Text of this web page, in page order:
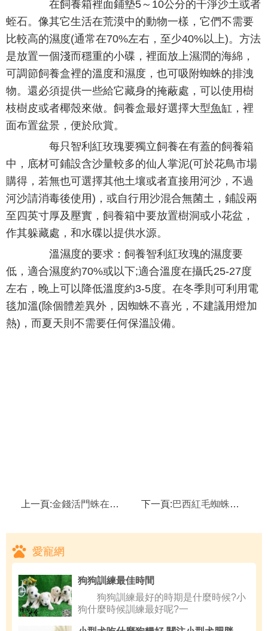
在飼養箱裡面鋪墊5～10公分的干淨沙土或者
蛭石。像其它生活在荒漠中的動物一樣，它們不需要
比較高的濕度(通常在70%左右，至少40%以上)。方法
是放置一個淺而穩重的小碟，裡面放上濕潤的海綿，
可調節飼養盒裡的溫度和濕度，也可吸附蜘蛛的排洩
物。還必須提供一些給它藏身的掩蔽處，可以使用樹
枝樹皮或者椰殼來做。飼養盒最好選擇大型魚缸，裡
面布置盆景，便於欣賞。
每只智利紅玫瑰要獨立飼養在有蓋的飼養箱
中，底材可鋪設含沙量較多的仙人掌泥(可於花鳥市場
購得，若無也可選擇其他土壤或者直接用河沙，不過
河沙請消毒後使用)，或自行用沙混合無菌土，鋪設兩
至四英寸厚及壓實，飼養箱中要放置樹洞或小花盆，
作其躲藏處，和水碟以提供水源。
溫濕度的要求：飼養智利紅玫瑰的濕度要
低，適合濕度約70%或以下;適合溫度在攝氏25-27度
左右，晚上可以降低溫度約3-5度。在冬季則可利用電
毯加溫(除個體差異外，因蜘蛛不喜光，不建議用燈加
熱)，而夏天則不需要任何保溫設備。
上一頁:金錢活門蛛在飼養過程中需要注意哪些問題？ 下一頁:巴西紅毛蜘蛛品種介紹及生活習性
愛寵網
狗狗訓練最佳時間
狗狗訓練最好的時期是什麼時候?小
狗什麼時候訓練最好呢?一